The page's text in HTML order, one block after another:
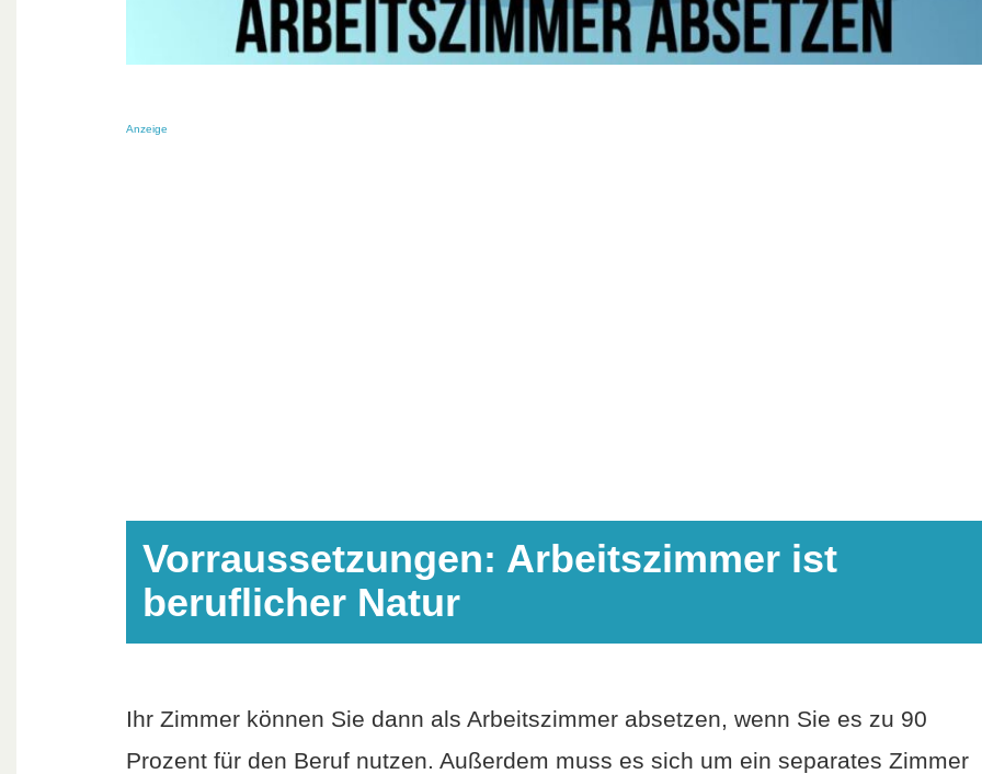
Anzeige
Vorraussetzungen: Arbeitszimmer ist
beruflicher Natur
Ihr Zimmer können Sie dann als Arbeitszimmer absetzen, wenn Sie es zu 90
Prozent für den Beruf nutzen. Außerdem muss es sich um ein separates Zimmer